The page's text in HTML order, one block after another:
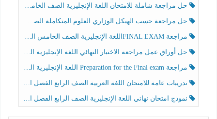
حل مراجعة شاملة للامتحان اللغة الإنجليزية الصف الخامس الفصل الثالث
حل مراجعة حسب الهيكل الوزاري العلوم المتكاملة الصف الخامس عام الفصل الثالث
مراجعة FINAL EXAMاللغة الإنجليزية الصف الخامس الفصل الثالث
حل أوراق عمل مراجعة الاختبار النهائي اللغة الإنجليزية الصف الرابع الفصل الثالث
مراجعة Preparation for the Final exam اللغة الإنجليزية الصف الرابع الفصل الثالث
تدريبات عامة للامتحان اللغة العربية الصف الرابع الفصل الثالث
نموذج امتحان نهائي اللغة الإنجليزية الصف الرابع الفصل الثالث